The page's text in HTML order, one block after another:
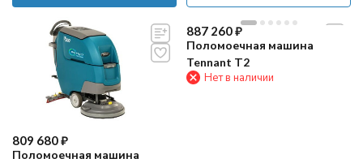
809 680₽
Поломоечная машина
887 260₽
Поломоечная машина
Tennant Т2
Нет в наличии